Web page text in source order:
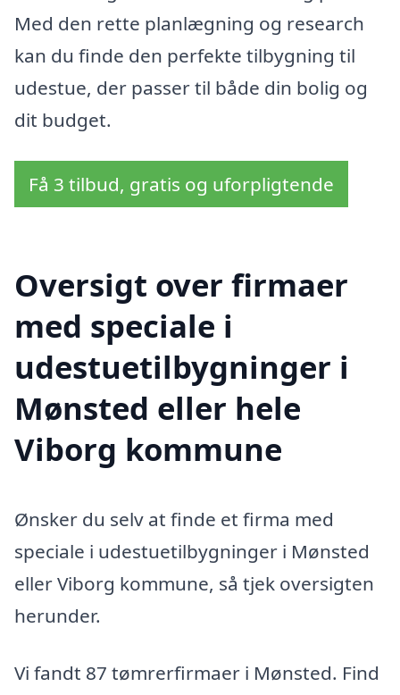
Med den rette planlægning og research
kan du finde den perfekte tilbygning til
udestue, der passer til både din bolig og
dit budget.
Få 3 tilbud, gratis og uforpligtende
Oversigt over firmaer
med speciale i
udestuetilbygninger i
Mønsted eller hele
Viborg kommune
Ønsker du selv at finde et firma med
speciale i udestuetilbygninger i Mønsted
eller Viborg kommune, så tjek oversigten
herunder.
Vi fandt 87 tømrerfirmaer i Mønsted. Find